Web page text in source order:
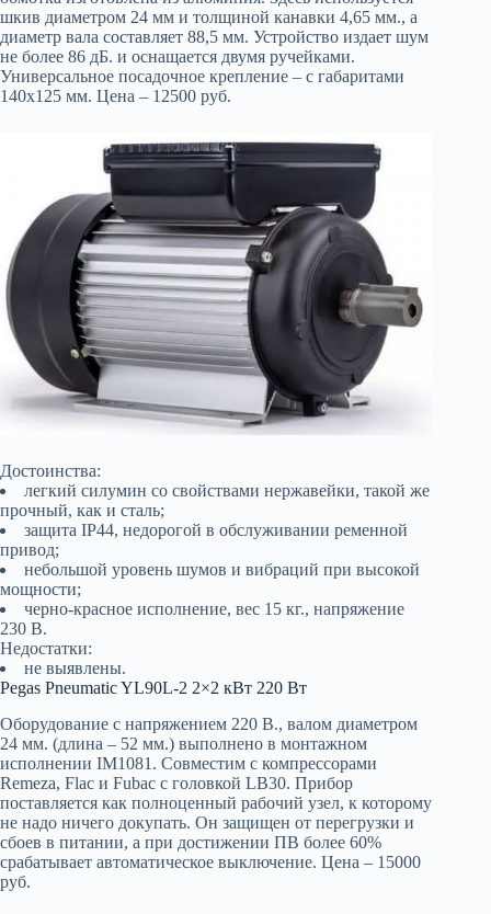
шкив диаметром 24 мм и толщиной канавки 4,65 мм., а
диаметр вала составляет 88,5 мм. Устройство издает шум
не более 86 дБ. и оснащается двумя ручейками.
Универсальное посадочное крепление – с габаритами
140х125 мм. Цена – 12500 руб.
Достоинства:
легкий силумин со свойствами нержавейки, такой же
прочный, как и сталь;
защита IP44, недорогой в обслуживании ременной
привод;
небольшой уровень шумов и вибраций при высокой
мощности;
черно-красное исполнение, вес 15 кг., напряжение
230 В.
Недостатки:
не выявлены.
Pegas Pneumatic YL90L-2 2×2 кВт 220 Вт
Оборудование с напряжением 220 В., валом диаметром
24 мм. (длина – 52 мм.) выполнено в монтажном
исполнении IM1081. Совместим с компрессорами
Remeza, Flac и Fubac с головкой LB30. Прибор
поставляется как полноценный рабочий узел, к которому
не надо ничего докупать. Он защищен от перегрузки и
сбоев в питании, а при достижении ПВ более 60%
срабатывает автоматическое выключение. Цена – 15000
руб.